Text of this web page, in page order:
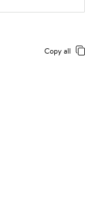
Copy all